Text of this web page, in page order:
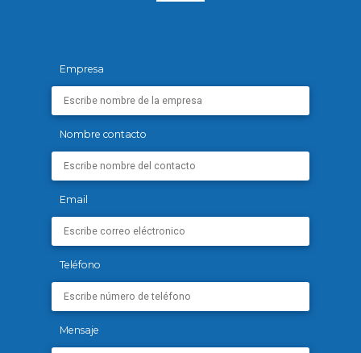
Empresa
Nombre contacto
Email
Teléfono
Mensaje